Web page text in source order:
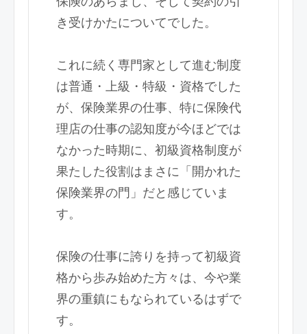
き受けかたについてでした。
これに続く専門家として進む制度
は普通・上級・特級・資格でした
が、保険業界の仕事、特に保険代
理店の仕事の認知度が今ほどでは
なかった時期に、初級資格制度が
果たした役割はまさに「開かれた
保険業界の門」だと感じていま
す。
保険の仕事に誇りを持って初級資
格から歩み始めた方々は、今や業
界の重鎮にもなられているはずで
す。